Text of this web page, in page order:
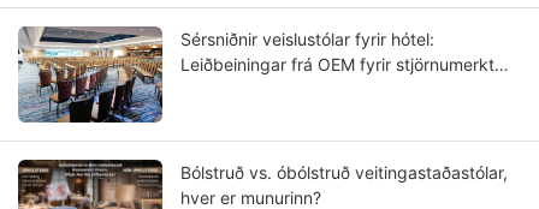
Sérsniðnir veislustólar fyrir hótel:
Leiðbeiningar frá OEM fyrir stjörnumerkt
Bólstruð vs. óbólstruð veitingastaðastólar,
hver er munurinn?